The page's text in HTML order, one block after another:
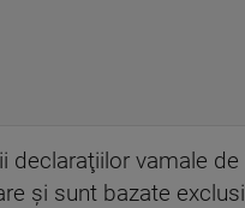
declaraţiilor vamale
şi sunt bazate